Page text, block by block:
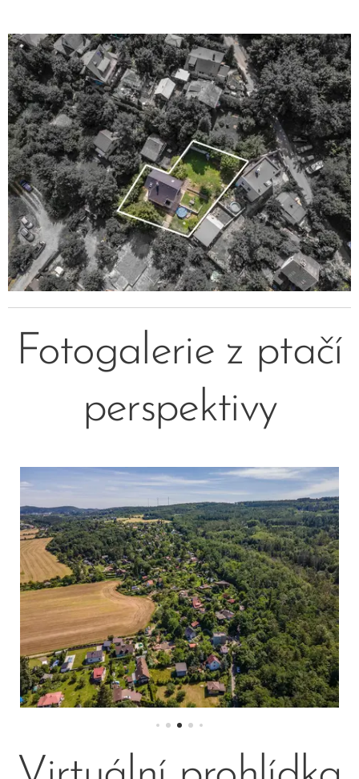
Fotogalerie z ptačí
perspektivy